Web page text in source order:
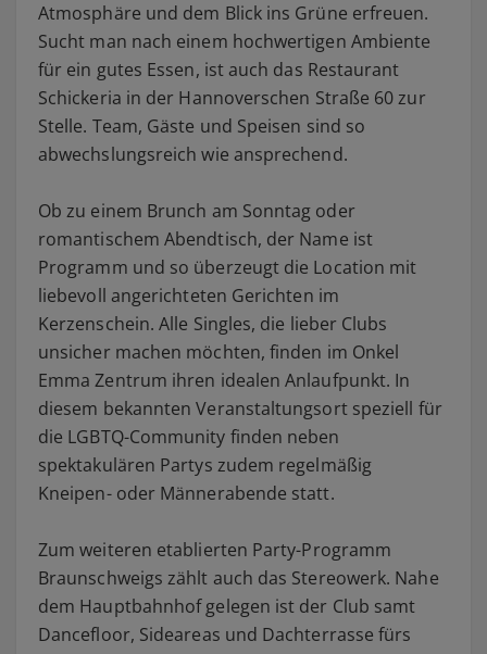
Atmosphäre und dem Blick ins Grüne erfreuen.
Sucht man nach einem hochwertigen Ambiente
für ein gutes Essen, ist auch das Restaurant
Schickeria in der Hannoverschen Straße 60 zur
Stelle. Team, Gäste und Speisen sind so
abwechslungsreich wie ansprechend.
Ob zu einem Brunch am Sonntag oder
romantischem Abendtisch, der Name ist
Programm und so überzeugt die Location mit
liebevoll angerichteten Gerichten im
Kerzenschein. Alle Singles, die lieber Clubs
unsicher machen möchten, finden im Onkel
Emma Zentrum ihren idealen Anlaufpunkt. In
diesem bekannten Veranstaltungsort speziell für
die LGBTQ-Community finden neben
spektakulären Partys zudem regelmäßig
Kneipen- oder Männerabende statt.
Zum weiteren etablierten Party-Programm
Braunschweigs zählt auch das Stereowerk. Nahe
dem Hauptbahnhof gelegen ist der Club samt
Dancefloor, Sideareas und Dachterrasse fürs